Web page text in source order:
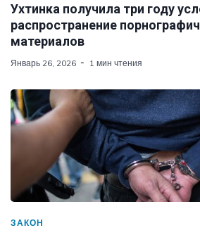
Ухтинка получила три году
распространение
материалов
Январь 26, 2026 1 мин чтения
ЗАКОН